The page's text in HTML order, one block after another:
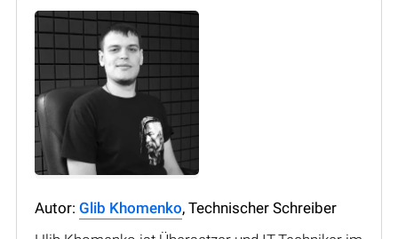
Autor: Glib Khomenko, Technischer Schreiber